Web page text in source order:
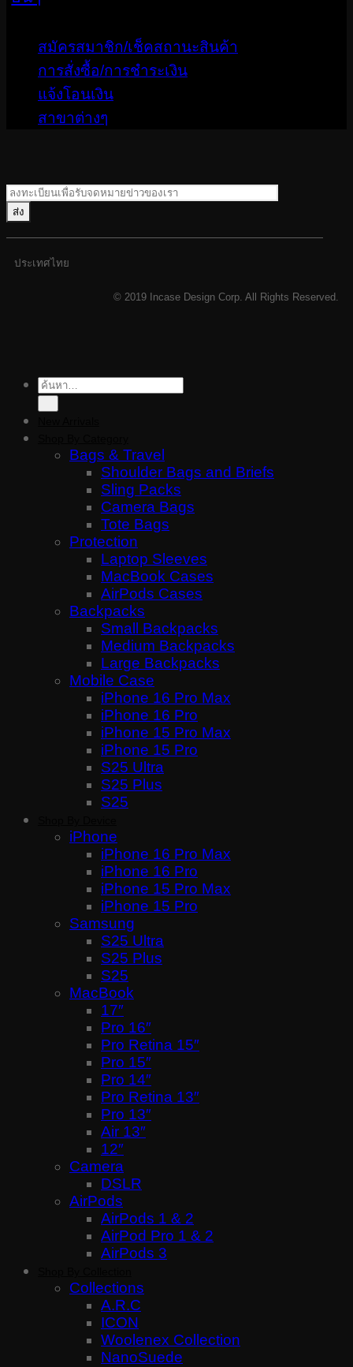
สมัครสมาชิก/เช็คสถานะสินค้า
การสั่งซื้อ/การชำระเงิน
แจ้งโอนเงิน
สาขาต่างๆ
ประเทศไทย
© 2019 Incase Design Corp. All Rights Reserved.
ค้นหา:
Bags & Travel
Shoulder Bags and Briefs
Sling Packs
Camera Bags
Tote Bags
Protection
Laptop Sleeves
MacBook Cases
AirPods Cases
Backpacks
Small Backpacks
Medium Backpacks
Large Backpacks
Mobile Case
iPhone 16 Pro Max
iPhone 16 Pro
iPhone 15 Pro Max
iPhone 15 Pro
S25 Ultra
S25 Plus
S25
iPhone
iPhone 16 Pro Max
iPhone 16 Pro
iPhone 15 Pro Max
iPhone 15 Pro
Samsung
S25 Ultra
S25 Plus
S25
MacBook
17″
Pro 16″
Pro Retina 15″
Pro 15″
Pro 14″
Pro Retina 13″
Pro 13″
Air 13″
12″
Camera
DSLR
AirPods
AirPods 1 & 2
AirPod Pro 1 & 2
AirPods 3
Collections
A.R.C
ICON
Woolenex Collection
NanoSuede